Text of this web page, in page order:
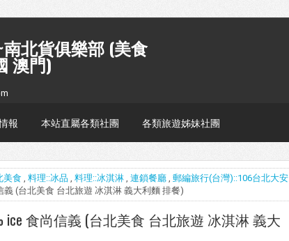
北貨俱樂部 (美食
澳門)
報 本站直屬各類社團 各類旅遊姊妹社團
美食 , 料理::冰品 , 料理::冰淇淋 , 連鎖餐廳 , 郵編旅行(台灣)::106台北大安
義 (台北美食 台北旅遊 冰淇淋 義大利麵 排餐)
食尚信義 (台北美食 台北旅遊 冰淇淋 義大